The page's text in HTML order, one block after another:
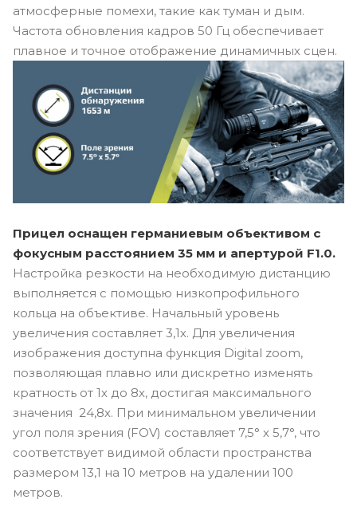
атмосферные помехи, такие как туман и дым.
Частота обновления кадров 50 Гц обеспечивает
плавное и точное отображение динамичных сцен.
Прицел оснащен германиевым объективом с
фокусным расстоянием 35 мм и апертурой F1.0.
Настройка резкости на необходимую дистанцию
выполняется с помощью низкопрофильного
кольца на объективе. Начальный уровень
увеличения составляет 3,1х. Для увеличения
изображения доступна функция Digital zoom,
позволяющая плавно или дискретно изменять
кратность от 1х до 8х, достигая максимального
значения 24,8х. При минимальном увеличении
угол поля зрения (FOV) составляет 7,5° х 5,7°, что
соответствует видимой области пространства
размером 13,1 на 10 метров на удалении 100
метров.